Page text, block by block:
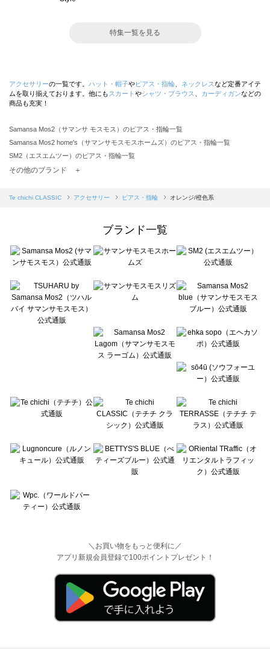
特集一覧を見る
アクセサリーの一覧です。 ハット・帽子やピアス・指輪 ネックレスなど定番アイテ
ムを取り揃えております。他にも スカート やシャツ・ブラウス カーディガンなどの
商品も充実！
Samansa Mos2（サマンサ モスモス）のピアス・指輪一覧
Samansa Mos2 home's（サマンサモスモスホームズ）のピアス・指輪一覧
SM2（エスエムツー）のピアス・指輪一覧
TSUHARU by Samansa Mos2（ツハルバイサマンサモスモス）のピアス・指輪一覧
Samansa Mos2 blue（サマンサモスモス ブルー）のピアス・指輪一覧
sō4ū（ソウフォーユー）のピアス・指輪一覧
Te chichi（テチチ）のピアス・指輪一覧
Te chichi CLASSIC（テチチ クラシック）のピアス・指輪一覧
Lugnoncure（ルノンキュール）のピアス・指輪一覧
BETTY'S BLUE（べティーズブルー）のピアス・指輪一覧
Wpc.（ワールドパーティー）のピアス・指輪一覧
その他のブランド ＋
Te chichi CLASSIC アクセサリー ピアス・指輪 オレンジ/橙色系
ブランド一覧
＼お買い物をもっと便利に／
アプリ新規会員登録で100ポイントプレゼント！